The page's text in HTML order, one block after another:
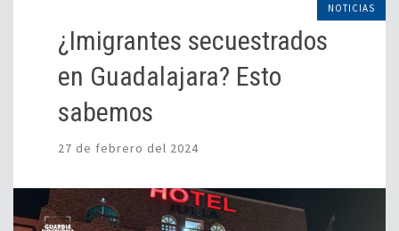
NOTICIAS
¿Imigrantes secuestrados
en Guadalajara? Esto
sabemos
27 de febrero del 2024